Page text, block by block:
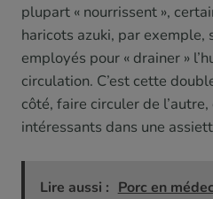
plupart « nourrissent »,
haricots azuki, par
employés pour « drainer »
circulation. C’est cette
côté, faire circuler de
intéressants dans une
Lire aussi : Porc en